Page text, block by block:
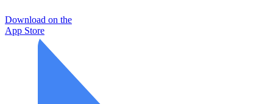
Download on the
App Store